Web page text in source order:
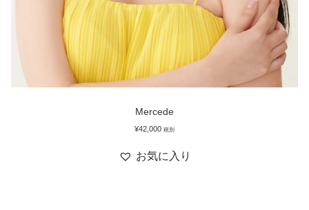
Mercede
¥42,000 税別
お気に入り